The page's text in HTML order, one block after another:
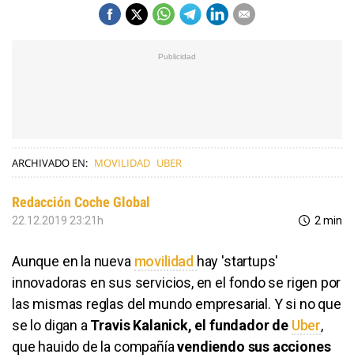
ARCHIVADO EN: MOVILIDAD UBER
Redacción Coche Global
22.12.2019 23:21h 2 min
Aunque en la nueva movilidad hay 'startups'
innovadoras en sus servicios, en el fondo se rigen por
las mismas reglas del mundo empresarial. Y si no que
se lo digan a Travis Kalanick, el fundador de Uber,
que hauido de la compañíavendiendo sus acciones